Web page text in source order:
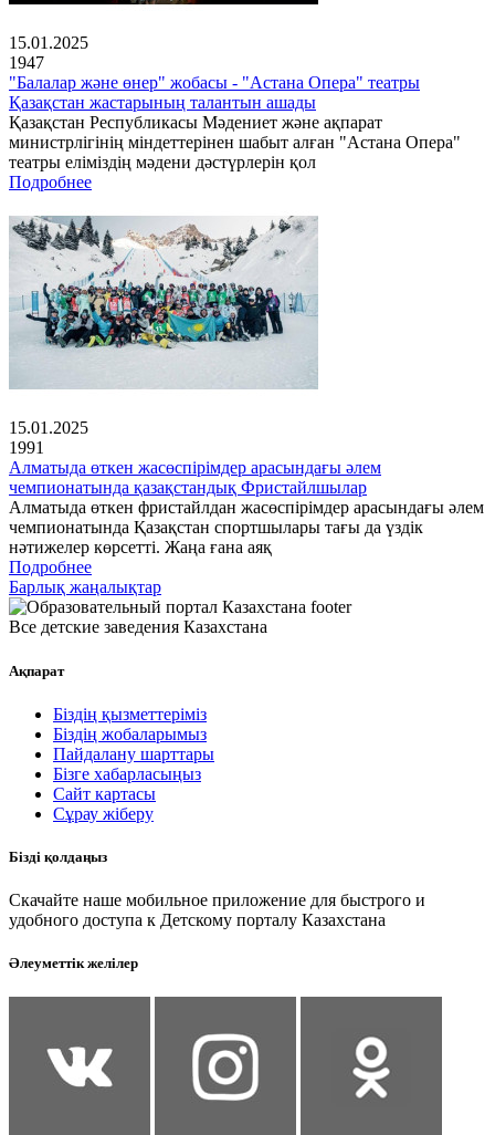
15.01.2025
1947
"Балалар және өнер" жобасы - "Астана Опера" театры
Қазақстан жастарының талантын ашады
Қазақстан Республикасы Мәдениет және ақпарат
министрлігінің міндеттерінен шабыт алған "Астана Опера"
театры еліміздің мәдени дәстүрлерін қол
Подробнее
15.01.2025
1991
Алматыда өткен жасөспірімдер арасындағы әлем
чемпионатында қазақстандық Фристайлшылар
Алматыда өткен фристайлдан жасөспірімдер арасындағы әлем
чемпионатында Қазақстан спортшылары тағы да үздік
нәтижелер көрсетті. Жаңа ғана аяқ
Подробнее
Барлық жаңалықтар
Все детские заведения Казахстана
Ақпарат
Біздің қызметтеріміз
Біздің жобаларымыз
Пайдалану шарттары
Бізге хабарласыңыз
Сайт картасы
Сұрау жіберу
Бізді қолдаңыз
Скачайте наше мобильное приложение для быстрого и
удобного доступа к Детскому порталу Казахстана
Әлеуметтік желілер